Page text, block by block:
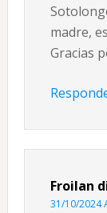
madre,
Gracias
Froilan
31/10/2024